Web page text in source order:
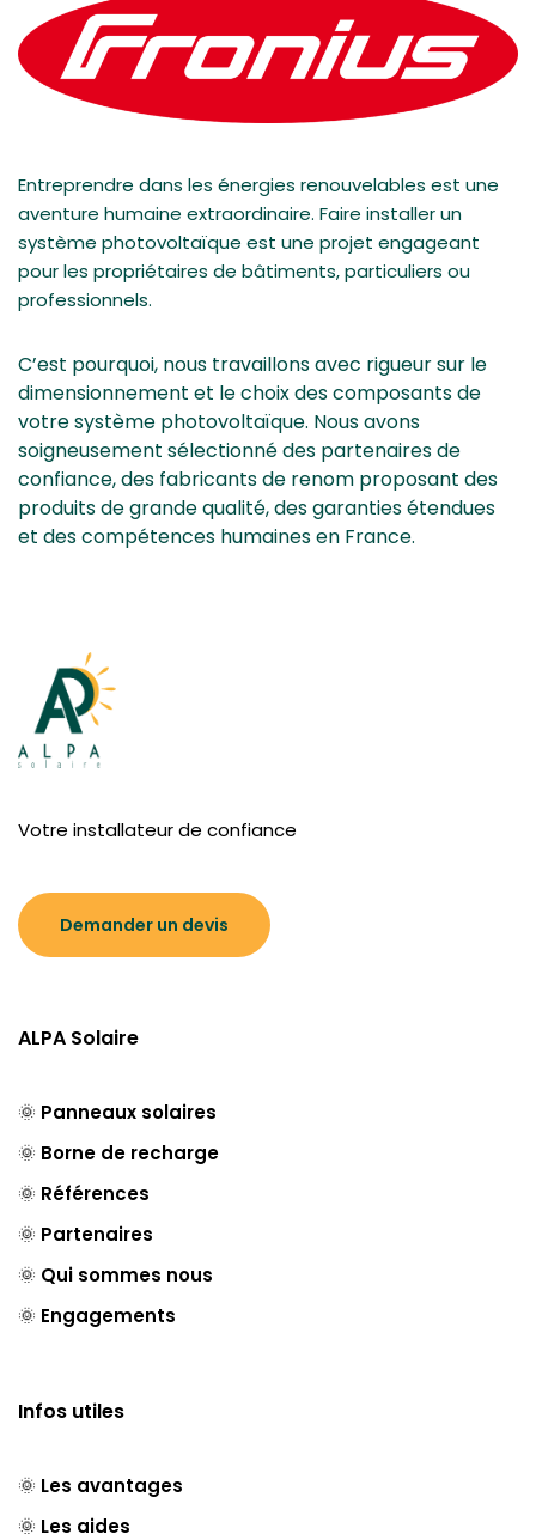
Entreprendre dans les énergies renouvelables est une
aventure humaine extraordinaire. Faire installer un
système photovoltaïque est une projet engageant
pour les propriétaires de bâtiments, particuliers ou
professionnels.
C’est pourquoi, nous travaillons avec rigueur sur le
dimensionnement et le choix des composants de
votre système photovoltaïque. Nous avons
soigneusement sélectionné des partenaires de
confiance, des fabricants de renom proposant des
produits de grande qualité, des garanties étendues
et des compétences humaines en France.
Votre installateur de confiance
Demander un devis
ALPA Solaire
🌞 Panneaux solaires
🌞 Borne de recharge
🌞 Références
🌞 Partenaires
🌞 Qui sommes nous
🌞 Engagements
Infos utiles
🌞 Les avantages
🌞 Les aides